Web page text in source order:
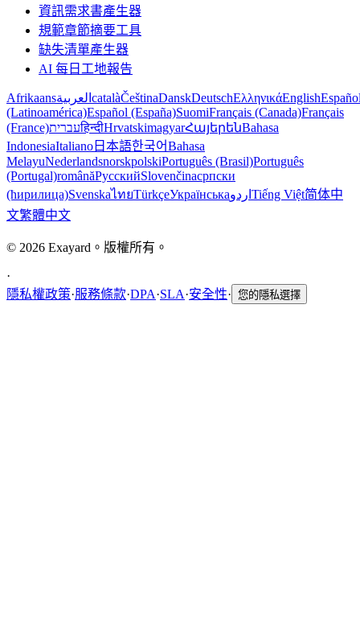
資訊需求書產生器
規範章節摘要工具
缺失清單產生器
AI 每日工地報告
Afrikaansالعربية catalàČeštinaDanskDeutschΕλληνικάEnglish
(Latinoamérica)Español (España)SuomiFrançais (Canada)Français
(France)עבריתहिन्दीHrvatskimagyarՀայերենBahasa
IndonesiaItaliano 日本語한국어Bahasa
MelayuNederlandsnorskpolskiPortuguês (Brasil)Português
(Portugal)românăРусскийSlovenčinaсрпски
(ћирилица)SvenskaไทยTürkçeУкраїнськаاردو Tiếng Việt简体中
文繁體中文
© 2026 Exayard。版權所有。
·
隱私權政策·服務條款·DPA·SLA·安全性· 您的隱私選擇